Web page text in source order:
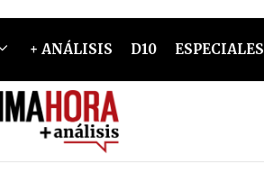
+ ANÁLISIS D10 ESPECIALES